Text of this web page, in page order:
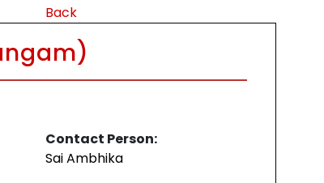
Back
Contact Person:
Sai Ambhika